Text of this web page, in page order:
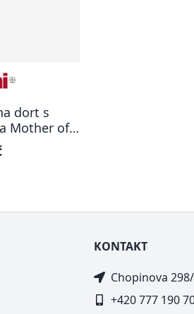
dort s
Mother of
KONTAKT
Chopinova
+420 777 190